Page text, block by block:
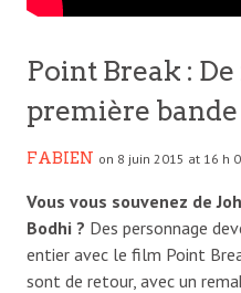
Point Break :
première
FABIEN on 8 juin 2015 at 16 h
Vous vous souvenez de
Bodhi ? Des personnage
entier avec le film Point
sont de retour, avec un